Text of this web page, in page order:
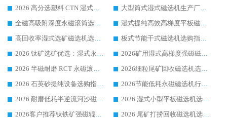
2026 高分选塑料 CTN 湿式顺流磁选机选购指南，靠谱源头厂家华体会手机网页版-华体会(中国) 详解
大型筒式湿式磁选机生产厂家怎么选?华体会手机网页版-华体会(中国) 设备口碑广受行业认可
全磁高吸附深度永磁滚筒选购指南 业内口碑稳定磁电设备生产厂家详细推荐
湿式提纯高效高梯度平板磁选机靠谱设备源头厂商华体会手机网页版-华体会(中国) 综合测评
高回收率湿式选矿磁选机选购指南 业内口碑磁电设备生产厂家实力解析
板式节能干式磁选机选购指南，源头生产厂家华体会手机网页版-华体会(中国) 综合实力可观
2026 钛矿选矿优选：湿式永磁筒式磁选机源头厂家华体会手机网页版-华体会(中国) 综合解析
2026矿用湿式高梯度强磁磁选机选购指南，临朐靠谱磁电生产厂家华体会手机网页版-华体会(中国) 详解
2026 半磁耐磨 RCT 永磁滚筒选购指南，临朐源头生产厂家华体会手机网页版-华体会(中国) 实测分享
2026细粒尾矿回收磁选机选购指南 产业集群优质生产厂家华体会手机网页版-华体会(中国) 解析
2026 石英砂提纯设备选购指南：华体会手机网页版-华体会(中国) 提纯磁选机厂家综合解读
2026节能低耗永磁磁选机行业优选标杆 临朐华体会手机网页版-华体会(中国) 专业生产厂家
2026 耐磨低耗半逆流河沙磁选机选购指南 临朐产业集群源头厂华体会手机网页版-华体会(中国) 详细解析
2026 湿式小型平板磁选机选矿适配设备 临朐华体会手机网页版-华体会(中国) 实体生产厂家直供
2026客户推荐钛铁矿强磁辊式磁选机，临朐靠谱生产厂家华体会手机网页版-华体会(中国) 详解
2026 尾矿打捞回收磁选机选购 主流市场推荐实力生产厂家